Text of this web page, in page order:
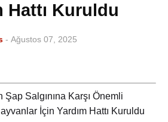
Hattı Kuruldu
- Ağustos 07, 2025
Salgınına Karşı Önemli
İçin Yardım Hattı Kuruldu